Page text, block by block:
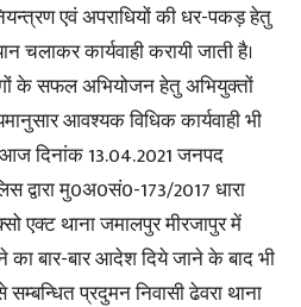
एवं अपराधियों की धर-पकड़ हेतु
कार्यवाही करायी जाती है।
के सफल अभियोजन हेतु अभियुक्तों
आवश्यक विधिक कार्यवाही भी
आज दिनांक 13.04.2021 जनपद
द्वारा मु0अ0सं0-173/2017 धारा
एक्ट थाना जमालपुर मीरजापुर में
का बार-बार आदेश दिये जाने के बाद भी
प्रदुमन निवासी ढेवरा थाना